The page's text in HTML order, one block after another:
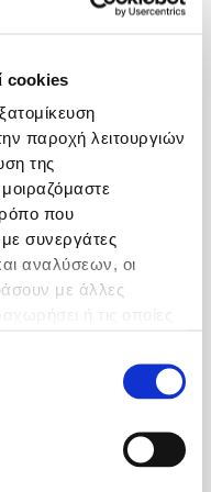
cookies
παροχή λειτουργιών
της
που
με συνεργάτες
αναλύσεων, οι
με άλλες
του Cushing, κτλ)
πολλαπλές
επαναπρόσληψης